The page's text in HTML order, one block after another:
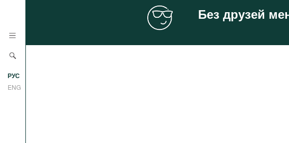
РУС
ENG
Без друзей